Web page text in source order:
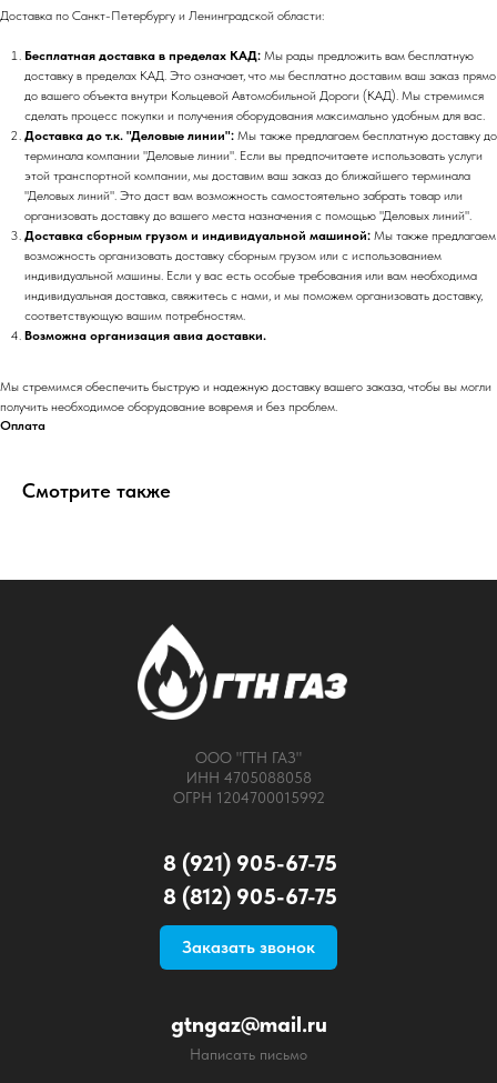
Доставка по Санкт-Петербургу и Ленинградской области:
Бесплатная доставка в пределах КАД: Мы рады предложить вам бесплатную
доставку в пределах КАД. Это означает, что мы бесплатно доставим ваш заказ прямо
до вашего объекта внутри Кольцевой Автомобильной Дороги (КАД). Мы стремимся
сделать процесс покупки и получения оборудования максимально удобным для вас.
Доставка до т.к. "Деловые линии": Мы также предлагаем бесплатную доставку до
терминала компании "Деловые линии". Если вы предпочитаете использовать услуги
этой транспортной компании, мы доставим ваш заказ до ближайшего терминала
"Деловых линий". Это даст вам возможность самостоятельно забрать товар или
организовать доставку до вашего места назначения с помощью "Деловых линий".
Доставка сборным грузом и индивидуальной машиной: Мы также предлагаем
возможность организовать доставку сборным грузом или с использованием
индивидуальной машины. Если у вас есть особые требования или вам необходима
индивидуальная доставка, свяжитесь с нами, и мы поможем организовать доставку,
соответствующую вашим потребностям.
Возможна организация авиа доставки.
Мы стремимся обеспечить быструю и надежную доставку вашего заказа, чтобы вы могли
получить необходимое оборудование вовремя и без проблем.
Оплата
Смотрите также
Заказать звонок
8 (812) 905-67-75
gtngaz@mail.ru
Написать письмо
ООО "ГТН ГАЗ"
ИНН 4705088058
ОГРН 1204700015992
8 (921) 905-67-75